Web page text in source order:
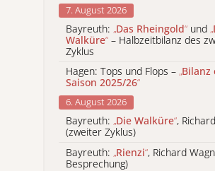
7. August 2026
Bayreuth: „Das Rheingold“ und „
Walküre“ – Halbzeitbilanz des
Zyklus
Hagen: Tops und Flops – „Bilanz
Saison 2025/26“
6. August 2026
Bayreuth: „Die Walküre“,
(zweiter Zyklus)
Bayreuth: „Rienzi“, Richard
Besprechung)